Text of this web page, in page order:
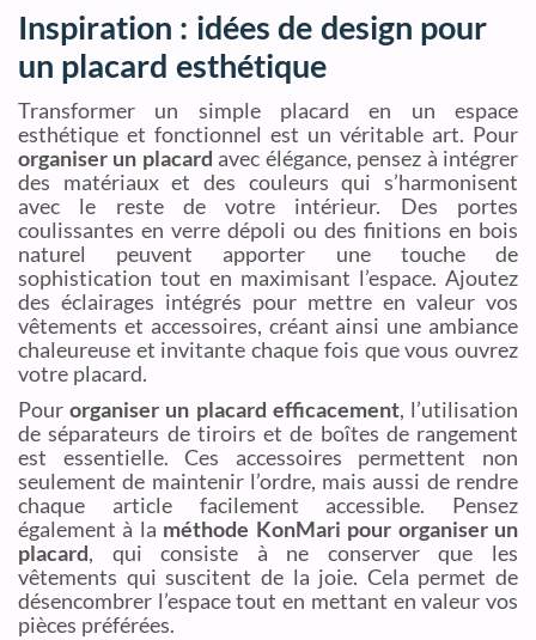
Inspiration : idées de design pour
un placard esthétique
Transformer un simple placard en un espace
esthétique et fonctionnel est un véritable art. Pour
organiser un placard avec élégance, pensez à intégrer
des matériaux et des couleurs qui s’harmonisent
avec le reste de votre intérieur. Des portes
coulissantes en verre dépoli ou des finitions en bois
naturel peuvent apporter une touche de
sophistication tout en maximisant l’espace. Ajoutez
des éclairages intégrés pour mettre en valeur vos
vêtements et accessoires, créant ainsi une ambiance
chaleureuse et invitante chaque fois que vous ouvrez
votre placard.
Pourorganiser un placard efficacement, l’utilisation
de séparateurs de tiroirs et de boîtes de rangement
est essentielle. Ces accessoires permettent non
seulement de maintenir l’ordre, mais aussi de rendre
chaque article facilement accessible. Pensez
également à la méthode KonMari pour organiser un
placard, qui consiste à ne conserver que les
vêtements qui suscitent de la joie. Cela permet de
désencombrer l’espace tout en mettant en valeur vos
pièces préférées.